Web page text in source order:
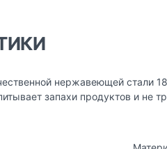
нержавеющей стали
запахи продуктов и не